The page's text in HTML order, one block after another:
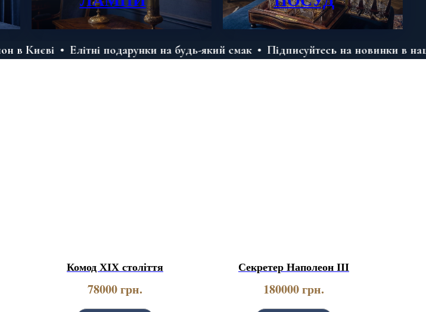
Елітні подарунки на будь-який смак Підписуйтесь на новинки в нашому
Комод ХІХ століття
78000грн.
Секретер Наполеон ІІІ
180000грн.